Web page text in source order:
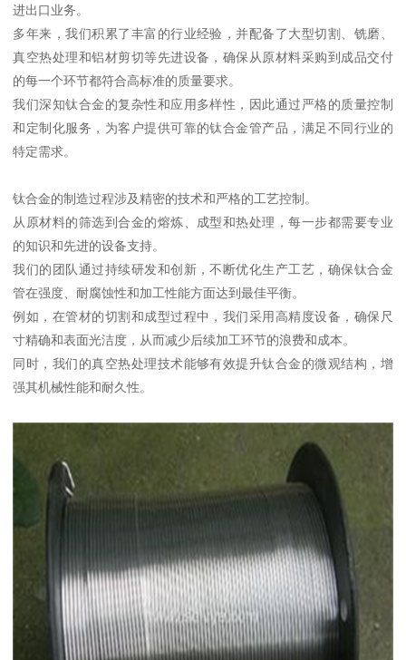
进出口业务。
多年来，我们积累了丰富的行业经验，并配备了大型切割、铣磨、
真空热处理和铝材剪切等先进设备，确保从原材料采购到成品交付
的每一个环节都符合高标准的质量要求。
我们深知钛合金的复杂性和应用多样性，因此通过严格的质量控制
和定制化服务，为客户提供可靠的钛合金管产品，满足不同行业的
特定需求。
钛合金的制造过程涉及精密的技术和严格的工艺控制。
从原材料的筛选到合金的熔炼、成型和热处理，每一步都需要专业
的知识和先进的设备支持。
我们的团队通过持续研发和创新，不断优化生产工艺，确保钛合金
管在强度、耐腐蚀性和加工性能方面达到最佳平衡。
例如，在管材的切割和成型过程中，我们采用高精度设备，确保尺
寸精确和表面光洁度，从而减少后续加工环节的浪费和成本。
同时，我们的真空热处理技术能够有效提升钛合金的微观结构，增
强其机械性能和耐久性。